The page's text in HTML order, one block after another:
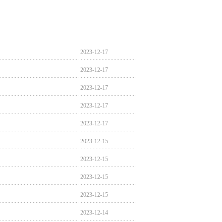
2023-12-17
2023-12-17
2023-12-17
2023-12-17
2023-12-17
2023-12-15
2023-12-15
2023-12-15
2023-12-15
2023-12-14